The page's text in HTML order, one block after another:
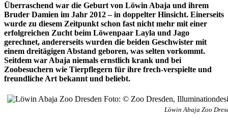
Überraschend war die Geburt von Löwin Abaja und ihrem
Bruder Damien im Jahr 2012 – in doppelter Hinsicht. Einerseits
wurde zu diesem Zeitpunkt schon fast nicht mehr mit einer
erfolgreichen Zucht beim Löwenpaar Layla und Jago
gerechnet, andererseits wurden die beiden Geschwister mit
einem dreitägigen Abstand geboren, was selten vorkommt.
Seitdem war Abaja niemals ernstlich krank und bei
Zoobesuchern wie Tierpflegern für ihre frech-verspielte und
freundliche Art bekannt und beliebt.
Löwin Abaja Zoo